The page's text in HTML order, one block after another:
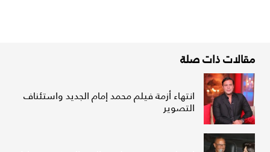
مقالات ذات صلة
انتهاء أزمة فيلم محمد إمام الجديد واستئناف
التصوير